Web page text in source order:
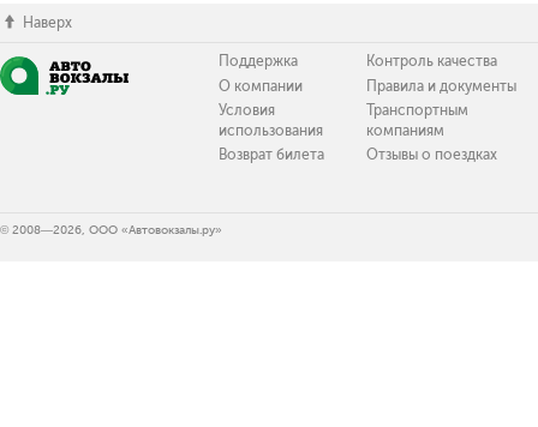
Наверх
Поддержка
О компании
Условия
использования
Возврат билета
Контроль качества
Правила и документы
Транспортным
компаниям
Отзывы о поездках
© 2008—2026, ООО «Автовокзалы.ру»